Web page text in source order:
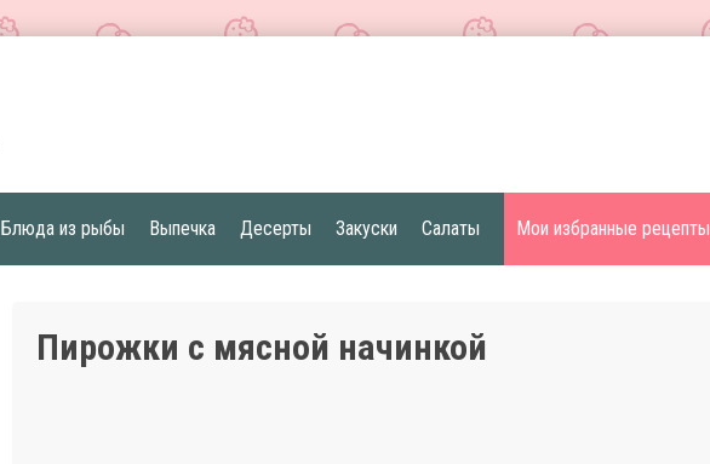
Блюда из рыбы Выпечка Десерты Закуски Салаты Мои избранные рецепты
Пирожки с мясной начинкой